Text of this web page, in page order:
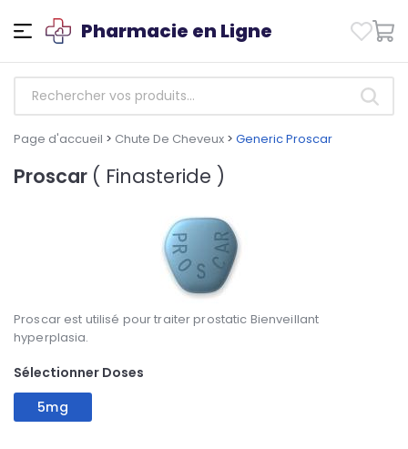
Pharmacie en Ligne
Page d'accueil > Chute De Cheveux > Generic Proscar
Proscar ( Finasteride )
Proscar est utilisé pour traiter prostatic Bienveillant
hyperplasia.
Sélectionner Doses
5mg